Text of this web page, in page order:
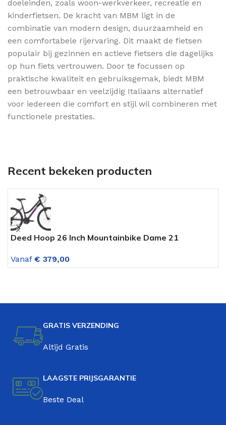
doeleinden, zoals woon-werkverkeer, recreatie en
kinderfietsen. De kracht van MBM ligt in de
combinatie van modern design, duurzaamheid en
een comfortabele rijervaring. Dit maakt de fietsen
populair bij gezinnen en actieve fietsers die dagelijks
op hun fiets vertrouwen. Door te focussen op
praktische kwaliteit en gebruiksgemak, biedt MBM
een betrouwbaar en veelzijdig Italiaans alternatief
voor iedereen die comfort en stijl wil combineren met
functionele prestaties.
Recent bekeken producten
Deed Hoop 26 Inch Mountainbike Dame 21
Vanaf € 379,00
GRATIS VERZENDING
Altijd Gratis
LAAGSTE PRIJSGARANTIE
Beste Deal